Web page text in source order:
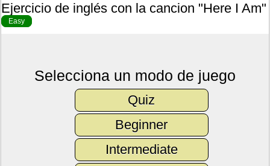
Ejercicio de inglés con la cancion "Here I Am"
Easy
Selecciona un modo de juego
Quiz
Beginner
Intermediate